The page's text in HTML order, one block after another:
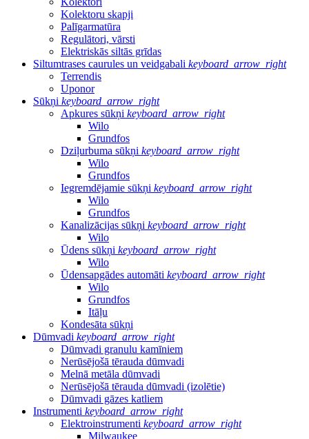
Kolektoru skapji
Palīgarmatūra
Regulātori, vārsti
Elektriskās siltās grīdas
Siltumtrases caurules un veidgabali keyboard_arrow_right
Terrendis
Uponor
Sūkņi keyboard_arrow_right
Apkures sūkņi keyboard_arrow_right
Wilo
Grundfos
Dziļurbuma sūkņi keyboard_arrow_right
Wilo
Grundfos
Iegremdējamie sūkņi keyboard_arrow_right
Wilo
Grundfos
Kanalizācijas sūkņi keyboard_arrow_right
Wilo
Ūdens sūkņi keyboard_arrow_right
Wilo
Ūdensapgādes automāti keyboard_arrow_right
Wilo
Grundfos
Itāļu
Kondesāta sūkņi
Dūmvadi keyboard_arrow_right
Dūmvadi granulu kamīniem
Nerūsējošā tērauda dūmvadi
Melnā metāla dūmvadi
Nerūsējošā tērauda dūmvadi (izolētie)
Dūmvadi gāzes katliem
Instrumenti keyboard_arrow_right
Elektroinstrumenti keyboard_arrow_right
Milwaukee